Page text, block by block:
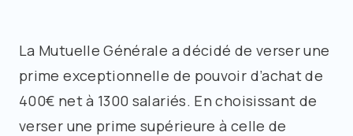
La Mutuelle Générale a décidé de verser une
prime exceptionnelle de pouvoir d’achat de
400€ net à 1300 salariés. En choisissant de
verser une prime supérieure à celle de